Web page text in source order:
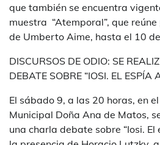
que también se encuentra
muestra “Atemporal”, que
de Umberto Aime, hasta el 10
DISCURSOS DE ODIO: SE
DEBATE SOBRE “IOSI. EL ESPÍA
El sábado 9, a las 20 horas, en
Municipal Doña Ana de Matos,
una charla debate sobre “Iosi.